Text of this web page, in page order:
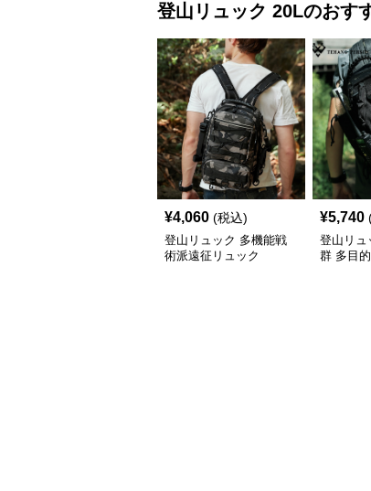
登山リュック 20Lのおす
¥4,060 (税込)
登山リュック 多機能戦
術派遠征リュック
¥5,740
登山リュ
群 多目